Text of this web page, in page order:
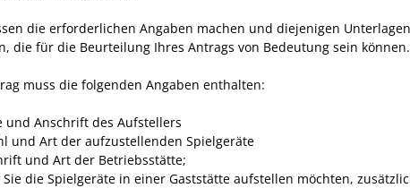
die erforderlichen Angaben machen und diejenigen Unterlagen
die für die Beurteilung Ihres Antrags von Bedeutung sein können.
muss die folgenden Angaben enthalten:
und Anschrift des Aufstellers
und Art der aufzustellenden Spielgeräte
und Art der Betriebsstätte;
die Spielgeräte in einer Gaststätte aufstellen möchten,